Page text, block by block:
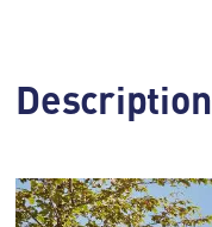
Description